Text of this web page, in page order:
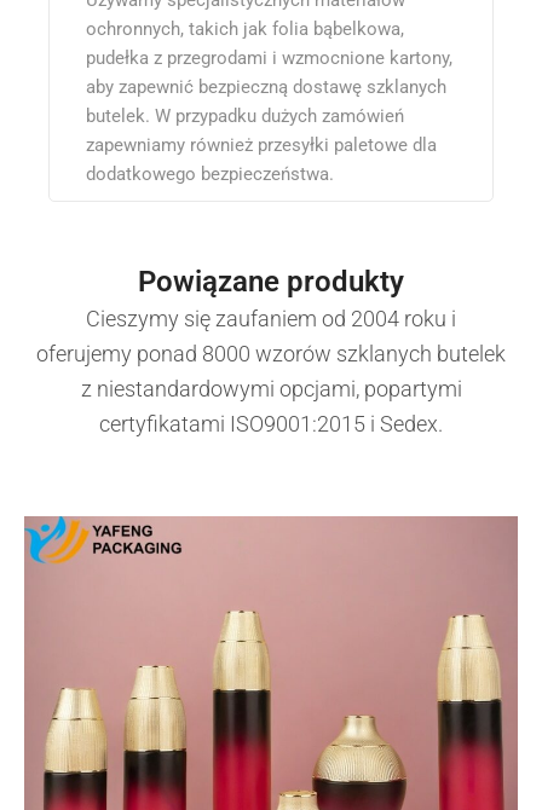
ochronnych, takich jak folia bąbelkowa,
pudełka z przegrodami i wzmocnione kartony,
aby zapewnić bezpieczną dostawę szklanych
butelek. W przypadku dużych zamówień
zapewniamy również przesyłki paletowe dla
dodatkowego bezpieczeństwa.
Powiązane produkty
Cieszymy się zaufaniem od 2004 roku i
oferujemy ponad 8000 wzorów szklanych butelek
z niestandardowymi opcjami, popartymi
certyfikatami ISO9001:2015 i Sedex.